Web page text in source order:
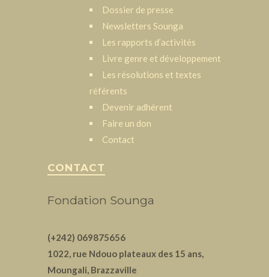
Dossier de presse
Newsletters Sounga
Les rapports d’activités
Livre genre et développement
Les résolutions et textes
référents
Devenir adhérent
Faire un don
Contact
CONTACT
Fondation Sounga
(+242) 069875656
1022, rue Ndouo plateaux des 15 ans,
Moungali, Brazzaville